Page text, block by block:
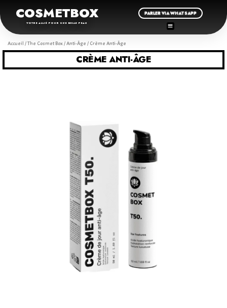
COSMETBOX
VOTRE ALLIÉ POUR UNE BELLE PEAU
PARLER VIA WHATSAPP
Accueil /The Cosmet Box/Anti-Âge / Crème Anti-Âge
CRÈME ANTI-ÂGE